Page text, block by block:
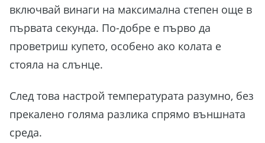
включвай винаги на максимална степен още в
първата секунда. По-добре е първо да
проветриш купето, особено ако колата е
стояла на слънце.
След това настрой температурата разумно, без
прекалено голяма разлика спрямо външната
среда.